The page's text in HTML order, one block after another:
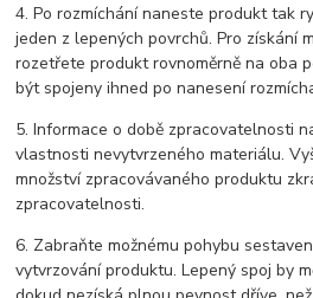
4. Po rozmíchání naneste produkt tak
jeden z lepených povrchů. Pro získání
rozetřete produkt rovnoměrně na oba
být spojeny ihned po nanesení
5. Informace o době zpracovatelnosti
vlastnosti nevytvrzeného materiálu.
množství zpracovávaného produktu
zpracovatelnosti.
6. Zabraňte možnému pohybu
vytvrzování produktu. Lepený spoj by